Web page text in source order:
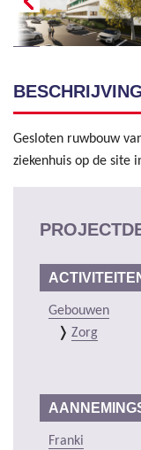
Gesloten ruwbouw
ziekenhuis op de site
Gebouwen
Zorg
Franki